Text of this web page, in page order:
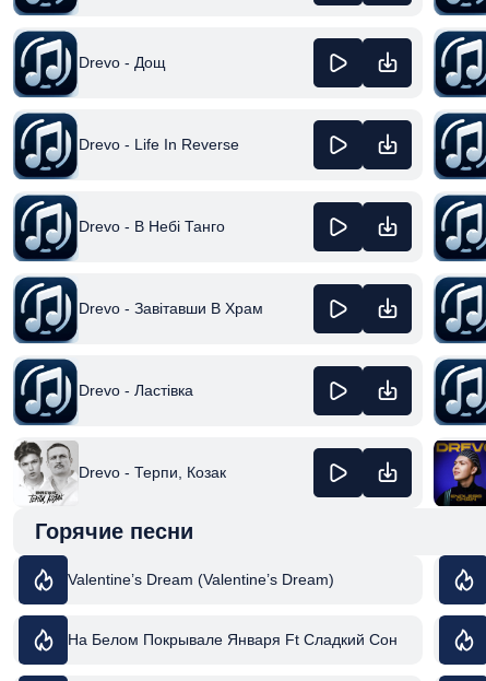
Drevo - Дощ
Drevo - Life In Reverse
Drevo - В Небі Танго
Drevo - Завітавши В Храм
Drevo - Ластівка
Drevo - Терпи, Козак
Горячие песни
Valentine’s Dream (Valentine’s Dream)
На Белом Покрывале Января Ft Сладкий Сон